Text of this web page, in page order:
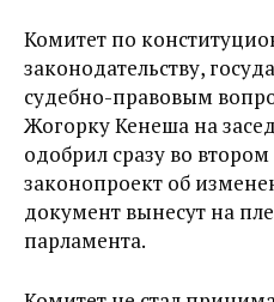
Комитет по
законодательству,
судебно-правовым
Жогорку Кенеша на
одобрил сразу во
законопроект об
документ вынесут на
парламента.